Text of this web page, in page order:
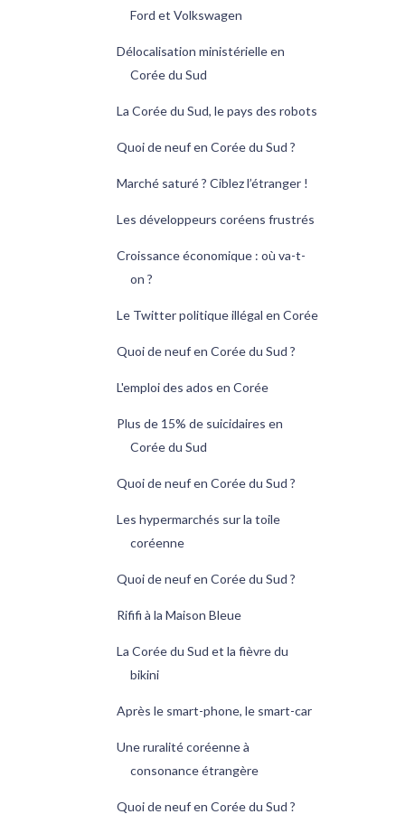
Ford et Volkswagen
Délocalisation ministérielle en
Corée du Sud
La Corée du Sud, le pays des robots
Quoi de neuf en Corée du Sud ?
Marché saturé ? Ciblez l’étranger !
Les développeurs coréens frustrés
Croissance économique : où va-t-
on ?
Le Twitter politique illégal en Corée
Quoi de neuf en Corée du Sud ?
L'emploi des ados en Corée
Plus de 15% de suicidaires en
Corée du Sud
Quoi de neuf en Corée du Sud ?
Les hypermarchés sur la toile
coréenne
Quoi de neuf en Corée du Sud ?
Rififi à la Maison Bleue
La Corée du Sud et la fièvre du
bikini
Après le smart-phone, le smart-car
Une ruralité coréenne à
consonance étrangère
Quoi de neuf en Corée du Sud ?